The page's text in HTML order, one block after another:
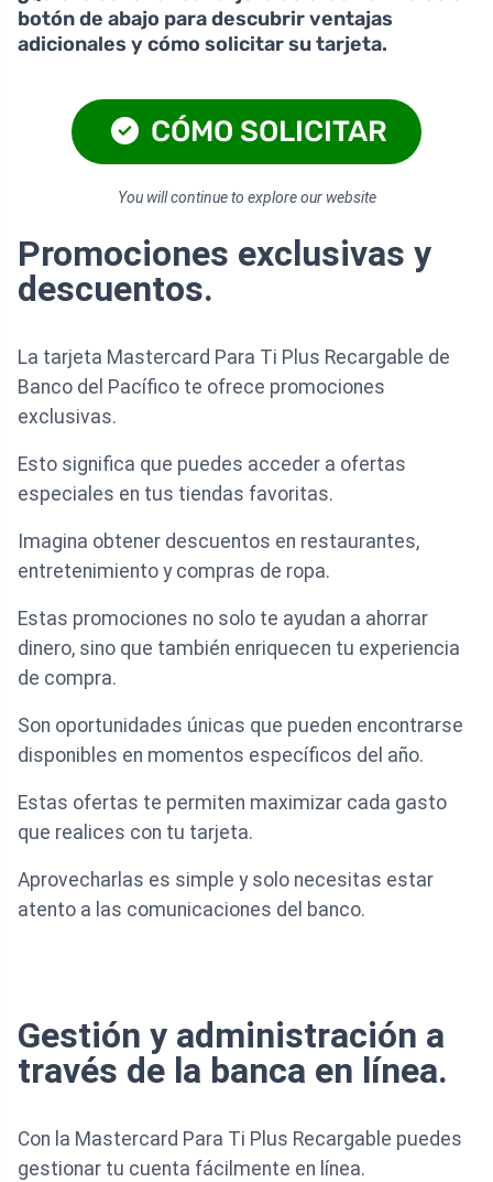
botón de abajo para descubrir ventajas
adicionales y cómo solicitar su tarjeta.
CÓMO SOLICITAR
You will continue to explore our website
Promociones exclusivas y
descuentos.
La tarjeta Mastercard Para Ti Plus Recargable de
Banco del Pacífico te ofrece promociones
exclusivas.
Esto significa que puedes acceder a ofertas
especiales en tus tiendas favoritas.
Imagina obtener descuentos en restaurantes,
entretenimiento y compras de ropa.
Estas promociones no solo te ayudan a ahorrar
dinero, sino que también enriquecen tu experiencia
de compra.
Son oportunidades únicas que pueden encontrarse
disponibles en momentos específicos del año.
Estas ofertas te permiten maximizar cada gasto
que realices con tu tarjeta.
Aprovecharlas es simple y solo necesitas estar
atento a las comunicaciones del banco.
Gestión y administración a
través de la banca en línea.
Con la Mastercard Para Ti Plus Recargable puedes
gestionar tu cuenta fácilmente en línea.